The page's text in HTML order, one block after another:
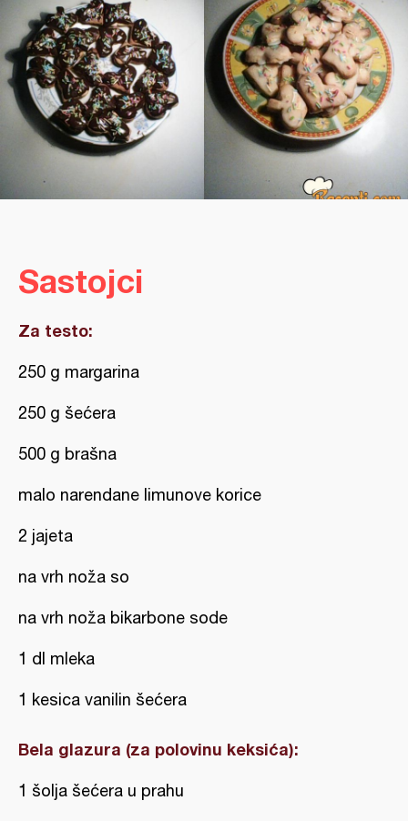
Sastojci
Za testo:
250 g margarina
250 g šećera
500 g brašna
malo narendane limunove korice
2 jajeta
na vrh noža so
na vrh noža bikarbone sode
1 dl mleka
1 kesica vanilin šećera
Bela glazura (za polovinu keksića):
1 šolja šećera u prahu